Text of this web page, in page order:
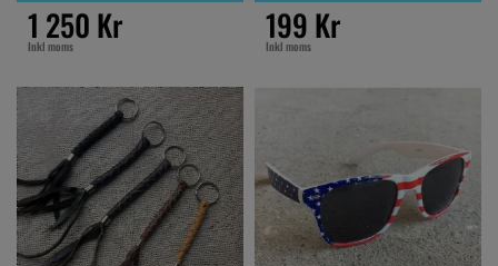
1 250 Kr
Inkl moms 199 Kr
Inkl moms